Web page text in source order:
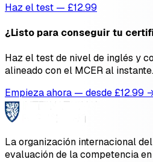
Haz el test — £12.99
¿Listo para conseguir tu
Haz el test de nivel de inglés y
alineado con el MCER al instante.
Empieza ahora — desde £12.99
La organización internacional
evaluación de la competencia